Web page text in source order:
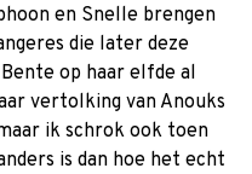
en Snelle brengen
die later deze
op haar elfde al
vertolking van Anouks
ik schrok ook toen
is dan hoe het echt